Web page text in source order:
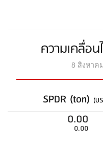
ความเคลื่อ
8 สิงหาค
SPDR (ton)
0.00
0.00